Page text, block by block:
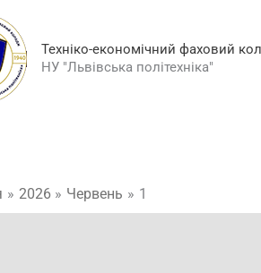
Техніко-економічний фаховий
НУ "Львівська політехніка"
2026 Червень 1